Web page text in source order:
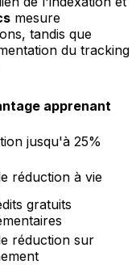
mesure
tandis que
du tracking
apprenant
jusqu'à 25%
réduction à vie
gratuits
réduction sur